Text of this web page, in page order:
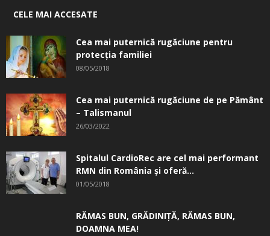
CELE MAI ACCESATE
Cea mai puternică rugăciune pentru
protecția familiei
08/05/2018
Cea mai puternică rugăciune de pe Pământ
– Talismanul
26/03/2022
Spitalul CardioRec are cel mai performant
RMN din România și oferă...
01/05/2018
RĂMAS BUN, GRĂDINIŢĂ, ­RĂMAS BUN,
DOAMNA MEA!